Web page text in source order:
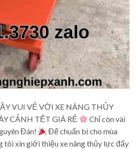
VUI VẺ VỚI XE NÂNG THỦY
CẢNH TẾT GIÁ RẺ
Chỉ còn vài
Đán!
Để chuẩn bị cho mùa
tôi xin giới thiệu xe nâng thủy lực đẩy